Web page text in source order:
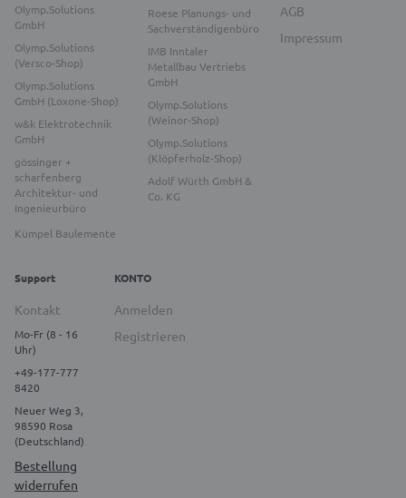
Olymp.Solutions
GmbH
Olymp.Solutions
(Versco-Shop)
Olymp.Solutions
GmbH (Loxone-Shop)
w&k Elektrotechnik
GmbH
gössinger +
scharfenberg
Architektur- und
Ingenieurbüro
Kümpel Baulemente
Roese Planungs- und
Sachverständigenbüro
IMB Inntaler
Metallbau Vertriebs
GmbH
Olymp.Solutions
(Weinor-Shop)
Olymp.Solutions
(Klöpferholz-Shop)
Adolf Würth GmbH &
Co. KG
AGB
Impressum
Support
Kontakt
Mo-Fr (8 - 16
Uhr)
+49-177-777
8420
Neuer Weg 3,
98590 Rosa
(Deutschland)
Bestellung
widerrufen
KONTO
Anmelden
Registrieren